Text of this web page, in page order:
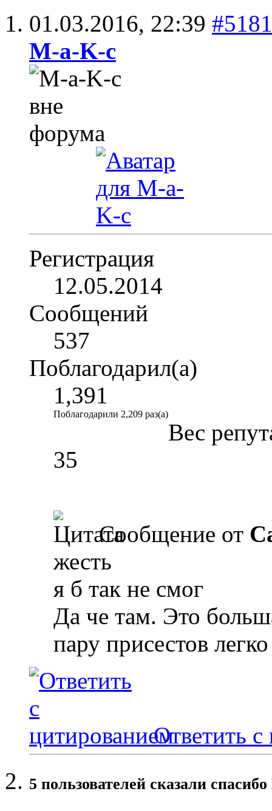
01.03.2016, 22:39 #5181
M-a-K-c
Регистрация
12.05.2014
Сообщений
537
Поблагодарил(а)
1,391
Поблагодарили 2,209 раз(а)
Вес
35
Сообщение от
жесть
я б так не смог
Да че там. Это
пару присестов
Ответить с
5 пользователей сказали